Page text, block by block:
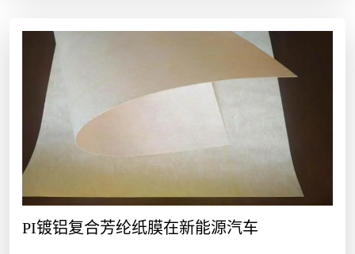
PI镀铝复合芳纶纸膜在新能源汽车